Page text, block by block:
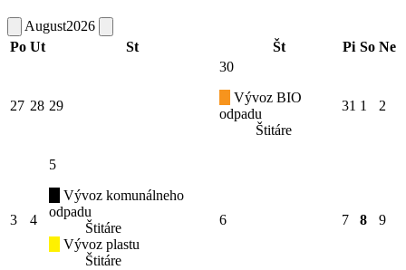
August2026
Po Ut St Št Pi So Ne
27 28 29
30
Vývoz BIO
odpadu
Štitáre
31 1 2
3 4
5
Vývoz komunálneho
odpadu
Štitáre
Vývoz plastu
Štitáre
6 7 8 9